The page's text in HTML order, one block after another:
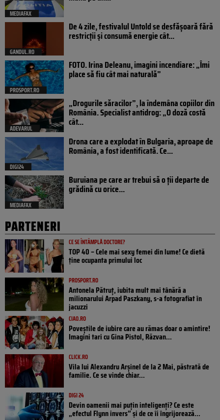
MEDIAFAX
GANDUL.RO
De 4 zile, festivalul Untold se desfășoară fără
restricții și consumă energie cât...
PROSPORT.RO
FOTO. Irina Deleanu, imagini incendiare: „Îmi
place să fiu cât mai naturală”
ADEVARUL
„Drogurile săracilor”, la îndemâna copiilor din
România. Specialist antidrog: „O doză costă
cât...
DIGI24
Drona care a explodat în Bulgaria, aproape de
România, a fost identificată. Ce...
MEDIAFAX
Buruiana pe care ar trebui să o ții departe de
grădină cu orice...
PARTENERI
CE SE ÎNTÂMPLĂ DOCTORE?
TOP 40 – Cele mai sexy femei din lume! Ce dietă
ține ocupanta primului loc
PROSPORT.RO
Antonela Pătruț, iubita mult mai tânără a
milionarului Arpad Paszkany, s-a fotografiat în
jacuzzi
CIAO.RO
Poveştile de iubire care au rămas doar o amintire!
Imagini tari cu Gina Pistol, Răzvan...
CLICK.RO
Vila lui Alexandru Arșinel de la 2 Mai, păstrată de
familie. Ce se vinde chiar...
DIGI 24
Devin oamenii mai puțin inteligenți? Ce este
„efectul Flynn invers” și de ce îi îngrijorează...